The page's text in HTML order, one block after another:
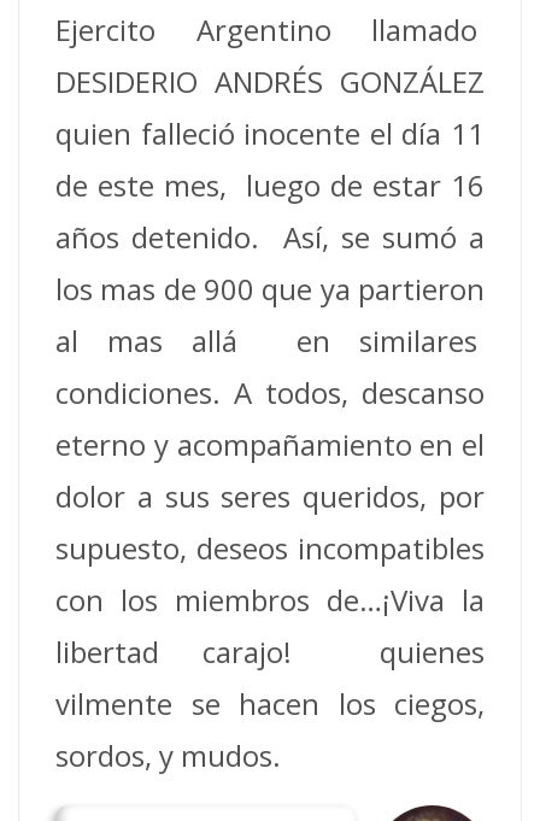
Ejercito Argentino llamado
DESIDERIO ANDRÉS GONZÁLEZ
quien falleció inocente el día 11
de este mes, luego de estar 16
años detenido. Así, se sumó a
los mas de 900 que ya partieron
al mas allá en similares
condiciones. A todos, descanso
eterno y acompañamiento en el
dolor a sus seres queridos, por
supuesto, deseos incompatibles
con los miembros de…¡Viva la
libertad carajo! quienes
vilmente se hacen los ciegos,
sordos, y mudos.